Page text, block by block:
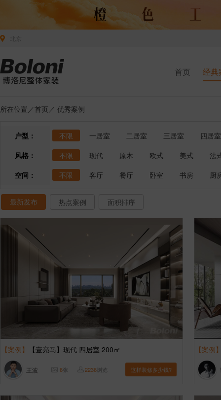
首页 经典
所在位置／首页 ／ 优秀案例
户型： 不限 一居室 二居室 三居室
四居室
风格：
不限 现代 原木 欧式 美式
法
空间：
不限 客厅 餐厅 卧室 书房 厨
最新发布 热点案例 面积排序
【案例】 【壹亮马】现代 四居室 200㎡
王波 6张 2236浏览 这样装修多少钱?
【案例